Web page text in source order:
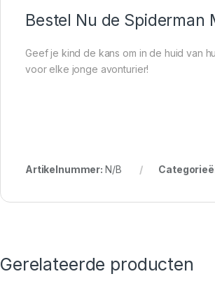
Bestel Nu de Spiderman
Geef je kind de kans om in de huid van
voor elke jonge avonturier!
Artikelnummer: N/B
Gerelateerde producten